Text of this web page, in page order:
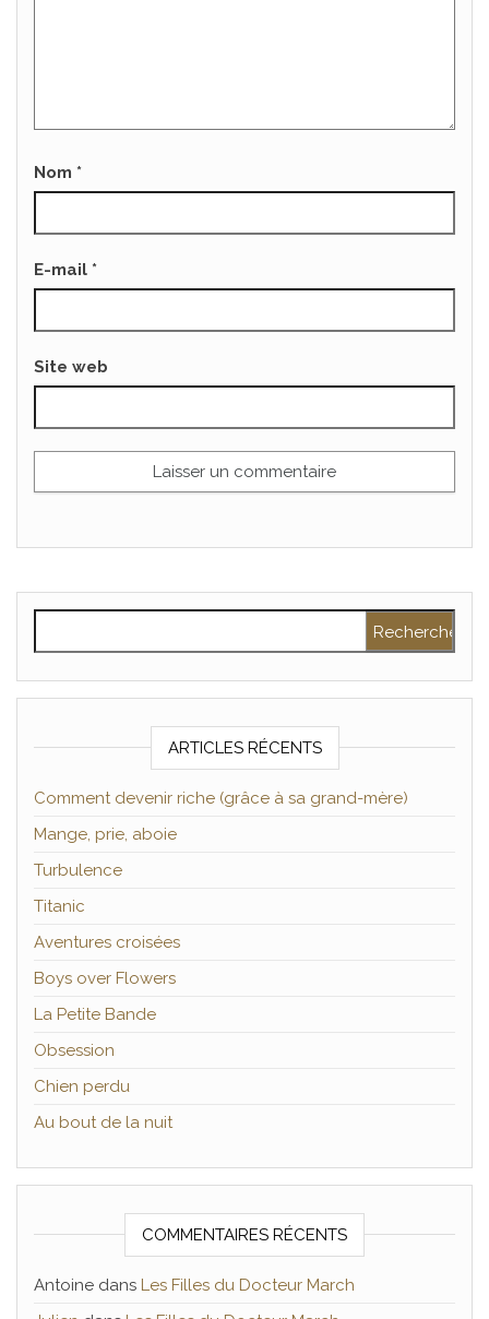
Nom *
E-mail *
Site web
ARTICLES RÉCENTS
Comment devenir riche (grâce à sa grand-mère)
Mange, prie, aboie
Turbulence
Titanic
Aventures croisées
Boys over Flowers
La Petite Bande
Obsession
Chien perdu
Au bout de la nuit
COMMENTAIRES RÉCENTS
Antoine dans Les Filles du Docteur March